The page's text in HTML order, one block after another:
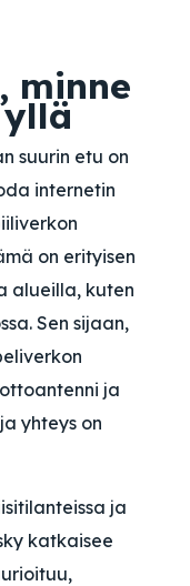
minne
suurin etu on
internetin
on erityisen
alueilla, kuten
Sen sijaan,
ja
yhteys on
ja
katkaisee